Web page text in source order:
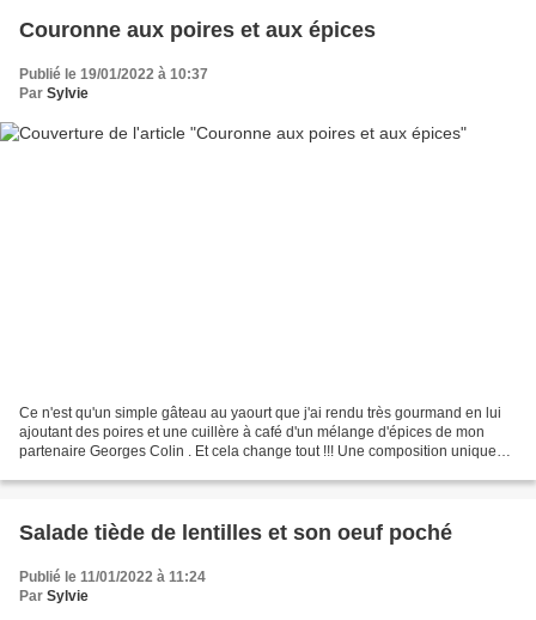
Couronne aux poires et aux épices
Publié le 19/01/2022 à 10:37
Par Sylvie
Ce n'est qu'un simple gâteau au yaourt que j'ai rendu très gourmand en lui
ajoutant des poires et une cuillère à café d'un mélange d'épices de mon
partenaire Georges Colin . Et cela change tout !!! Une composition unique
Salade tiède de lentilles et son oeuf poché
Publié le 11/01/2022 à 11:24
Par Sylvie